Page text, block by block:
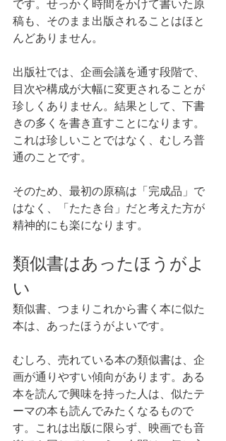
です。せっかく時間をかけて書いた原
稿も、そのまま出版されることはほと
んどありません。
出版社では、企画会議を通す段階で、
目次や構成が大幅に変更されることが
珍しくありません。結果として、下書
きの多くを書き直すことになります。
これは珍しいことではなく、むしろ普
通のことです。
そのため、最初の原稿は「完成品」で
はなく、「たたき台」だと考えた方が
精神的にも楽になります。
類似書はあったほうがよ
い
類似書、つまりこれから書く本に似た
本は、あったほうがよいです。
むしろ、売れている本の類似書は、企
画が通りやすい傾向があります。ある
本を読んで興味を持った人は、似たテ
ーマの本も読んでみたくなるもので
す。これは出版に限らず、映画でも音